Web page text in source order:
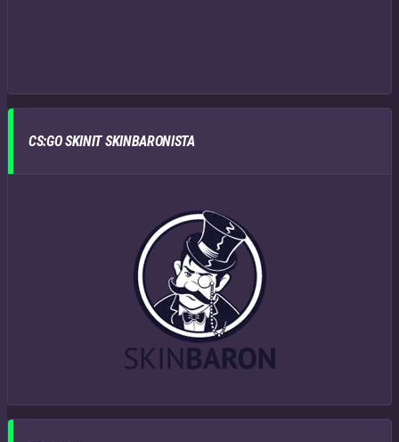
CS:GO SKINIT SKINBARONISTA